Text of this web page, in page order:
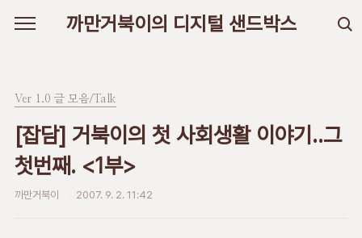
까만거북이의 디지털 샌드박스
Ver 1.0 글 모음/Talk
[잡담] 거북이의 첫 사회생활 이야기..그
첫번째. <1부>
까만거북이 2007. 9. 2. 11:42